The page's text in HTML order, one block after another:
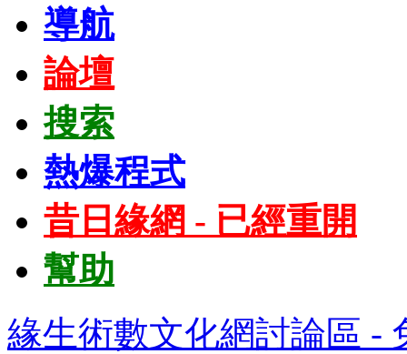
導航
論壇
搜索
熱爆程式
昔日緣網 - 已經重開
幫助
緣生術數文化網討論區 -